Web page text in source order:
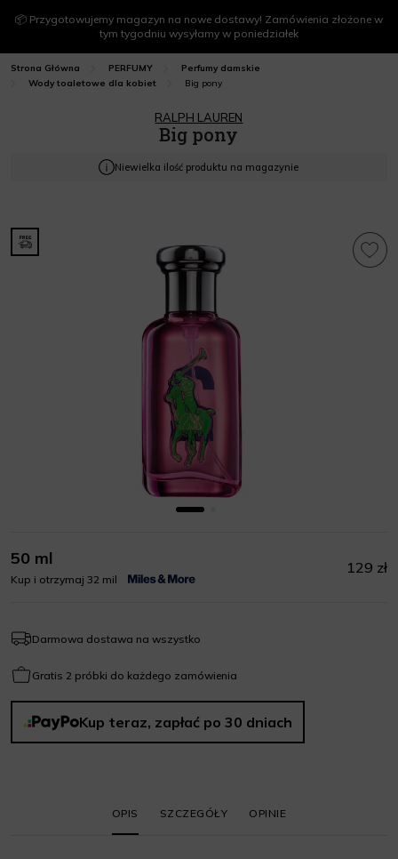
📦 Przygotowujemy magazyn na nowe dostawy! Zamówienia złożone w
tym tygodniu wysyłamy w poniedziałek
Strona Główna PERFUMY
Perfumy damskie
Wody toaletowe dla kobiet
Big pony
RALPH LAUREN
Big pony
Niewielka ilość produktu na magazynie
50 ml
Kup i otrzymaj 32 mil
129 zł
Darmowa dostawa na wszystko
Gratis 2 próbki do każdego zamówienia
Kup teraz, zapłać po 30 dniach
OPIS SZCZEGÓŁY OPINIE